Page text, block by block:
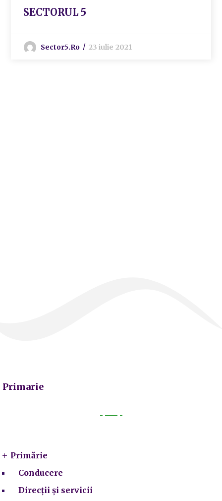
SECTORUL 5
Sector5.ro 23 iulie 2021
Primarie
Primărie
Conducere
Direcții și servicii